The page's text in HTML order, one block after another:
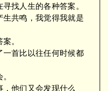
找人生的各种答案。
共鸣，我觉得我就是
。
首比以往任何时候都
他们又会发现什么